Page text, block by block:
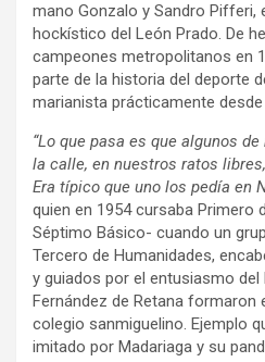
mano Gonzalo y Sandro Pifferi,
hockístico del León Prado. De
campeones metropolitanos en
parte de la historia del deporte
marianista prácticamente
“Lo que pasa es que algunos
la calle, en nuestros ratos
Era típico que uno los pedía en
quien en 1954 cursaba Primero
Séptimo Básico- cuando un
Tercero de Humanidades,
y guiados por el entusiasmo del
Fernández de Retana formaron
colegio sanmiguelino. Ejemplo
imitado por Madariaga y su